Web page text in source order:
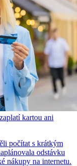
kartou ani
počítat s krátkým
odstávku
nákupy na internetu.